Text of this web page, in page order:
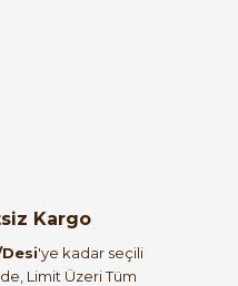
6.252,00 TL
3.751,20 TL
Kargo
'ye kadar seçili
Limit Üzeri Tüm